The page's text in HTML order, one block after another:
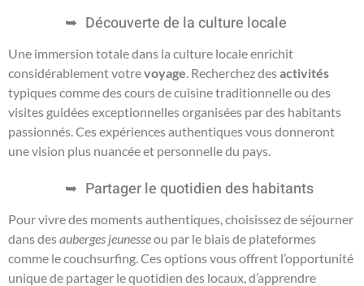
Découverte de la culture locale
Une immersion totale dans la culture locale enrichit
considérablement votrevoyage. Recherchez desactivités
typiques comme des cours de cuisine traditionnelle ou des
visites guidées exceptionnelles organisées par des habitants
passionnés. Ces expériences authentiques vous donneront
une vision plus nuancée et personnelle du pays.
Partager le quotidien des habitants
Pour vivre des moments authentiques, choisissez de séjourner
dans desauberges jeunesseou par le biais de plateformes
comme le couchsurfing. Ces options vous offrent l’opportunité
unique de partager le quotidien des locaux, d’apprendre